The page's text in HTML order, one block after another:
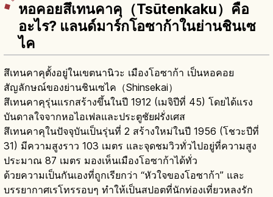
หอคอยสึเทนคาคุ（Tsūtenkaku）คือ
อะไร? แลนด์มาร์กโอซาก้าในย่านชินเซ
ไค
สึเทนคาคุตั้งอยู่ในเขตนานิวะ เมืองโอซาก้า เป็นหอคอย
สัญลักษณ์ของย่านชินเซไค（Shinsekai）
สึเทนคาคุรุ่นแรกสร้างขึ้นในปี 1912 (เมจิปีที่ 45) โดยได้แรง
บันดาลใจจากหอไอเฟลและประตูชัยฝรั่งเศส
สึเทนคาคุในปัจจุบันเป็นรุ่นที่ 2 สร้างใหม่ในปี 1956 (โชวะปีที่
31) มีความสูงราว 103 เมตร และจุดชมวิวทั่วไปอยู่ที่ความสูง
ประมาณ 87 เมตร มองเห็นเมืองโอซาก้าได้ทั่ว
ด้วยความเป็นกันเองที่ถูกเรียกว่า “หัวใจของโอซาก้า” และ
บรรยากาศเรโทรรอบๆ ทำให้เป็นสปอตที่นักท่องเที่ยวหลงรัก